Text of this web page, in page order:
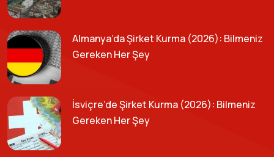
Almanya’da Şirket Kurma (2026): Bilmeniz
Gereken Her Şey
İsviçre’de Şirket Kurma (2026): Bilmeniz
Gereken Her Şey